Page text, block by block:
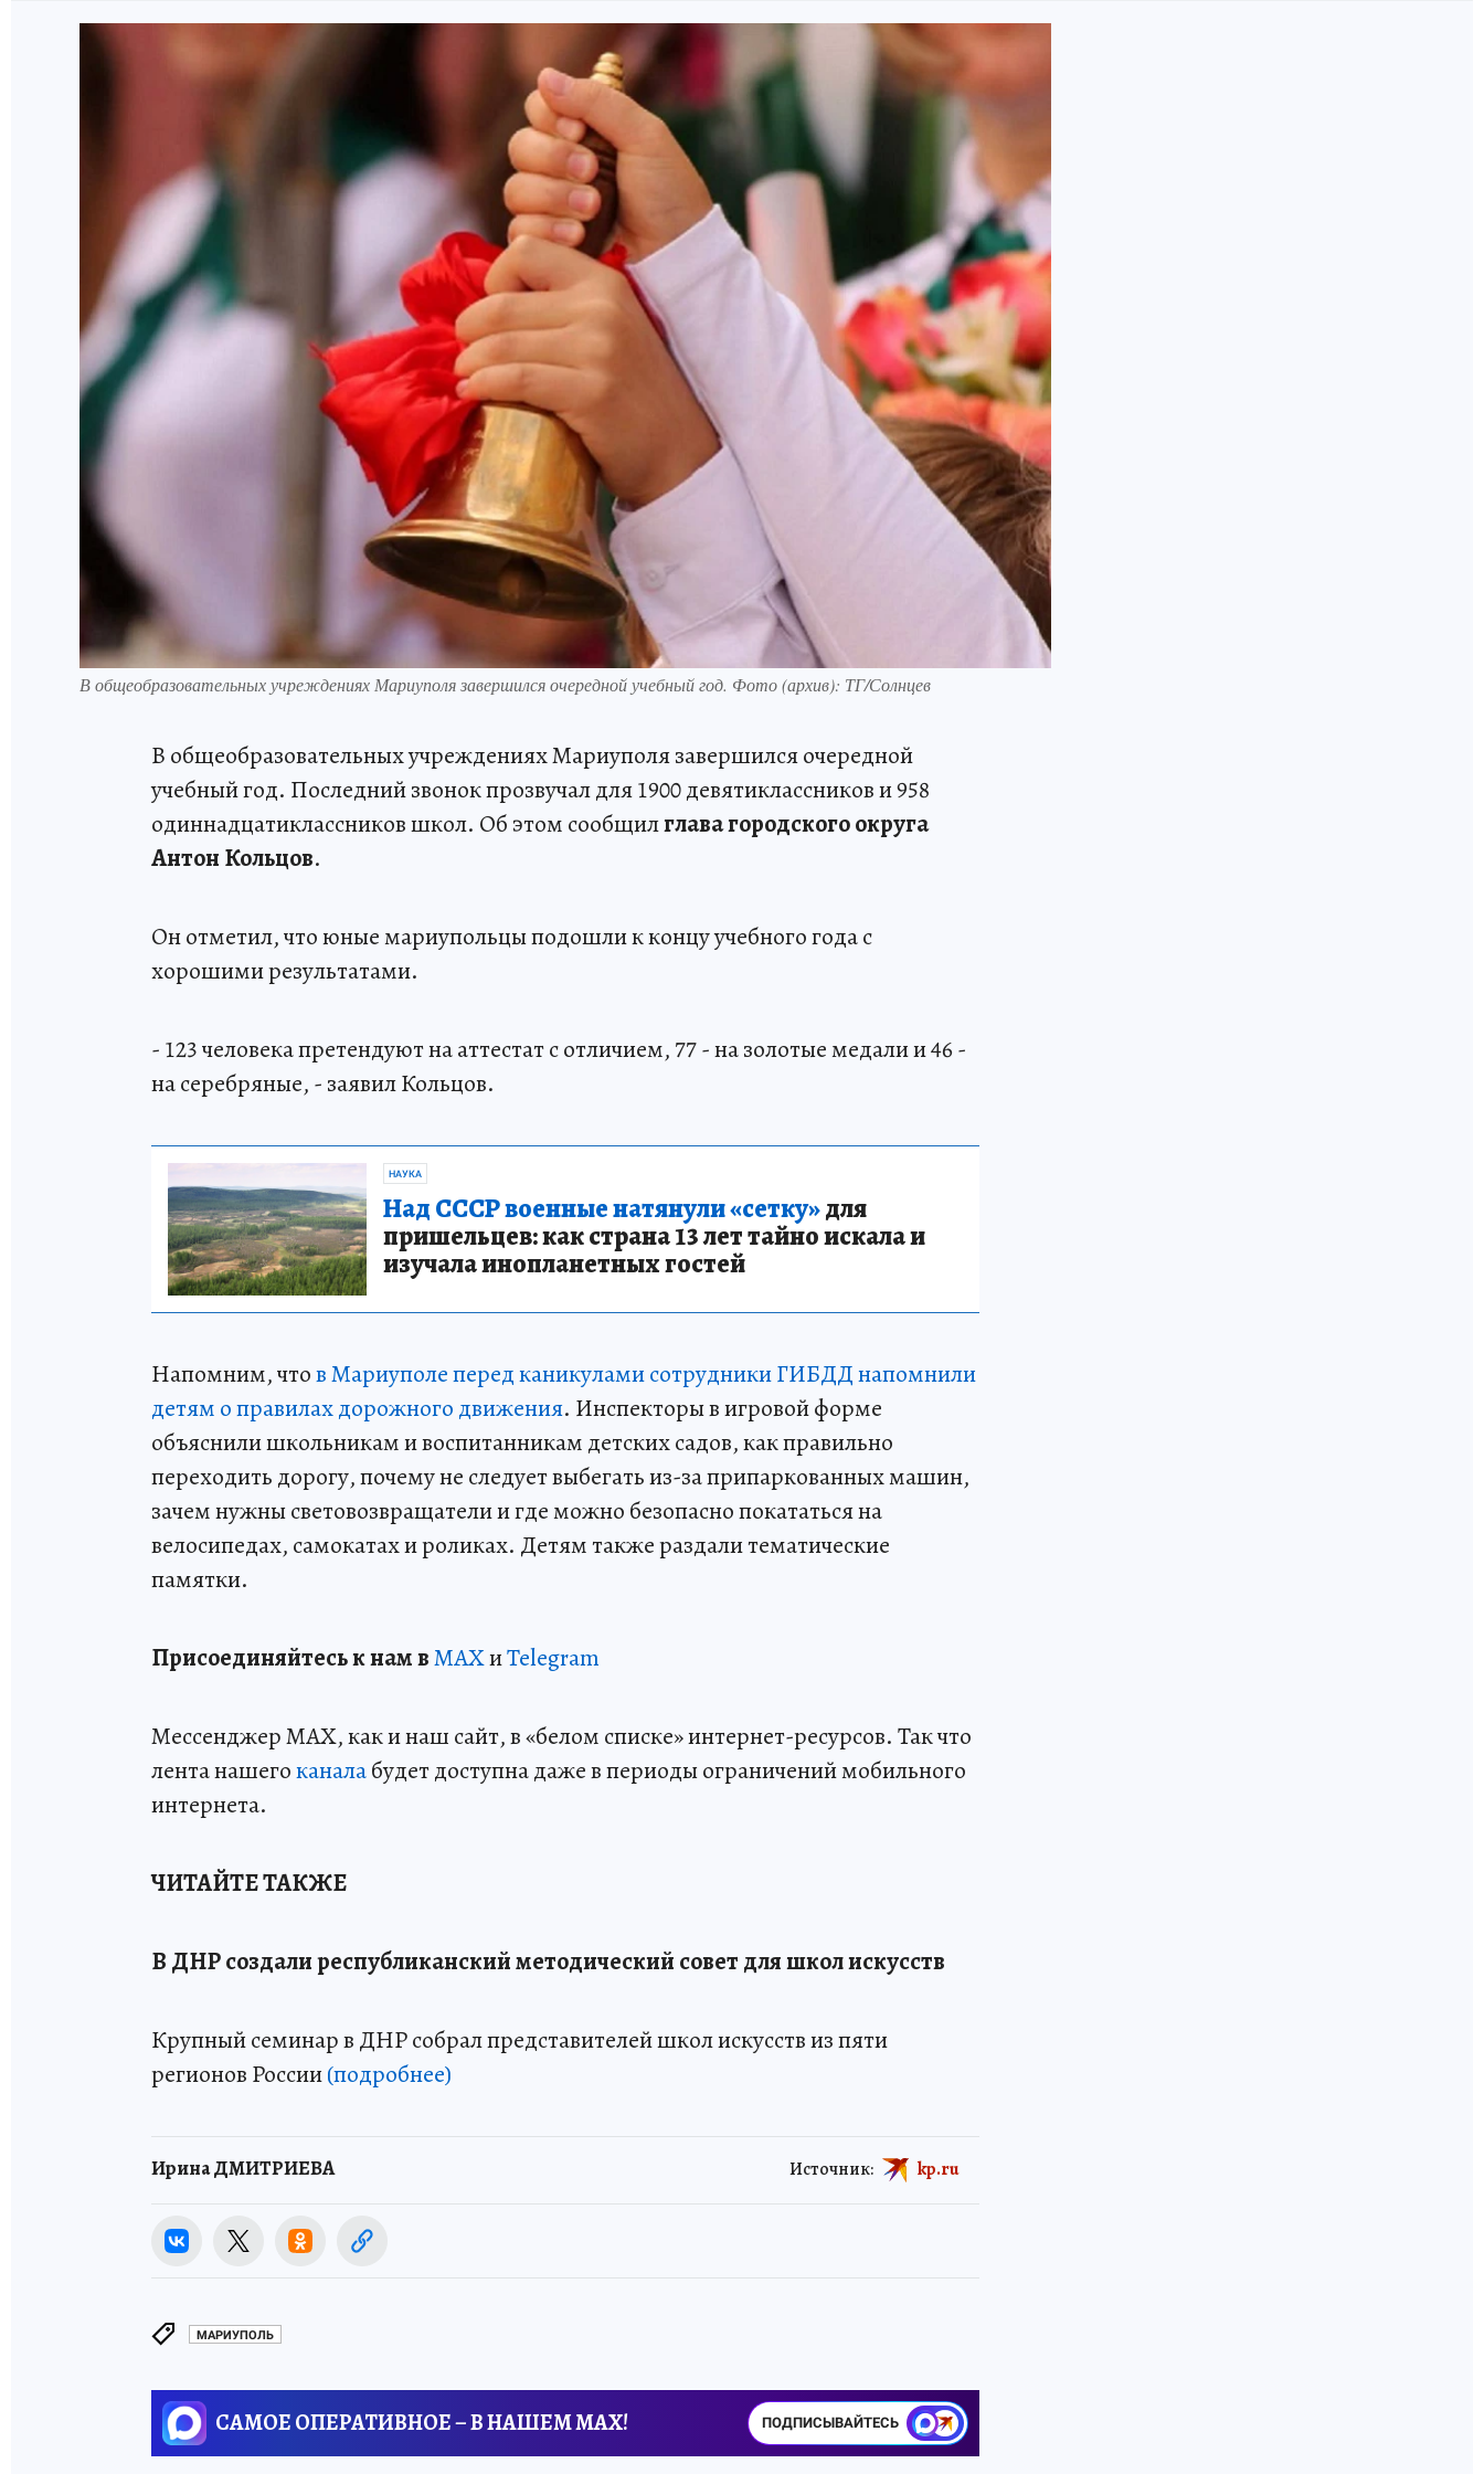
В общеобразовательных учреждениях Мариуполя завершился очередной учебный год. Фото (архив): ТГ/Солнцев
В общеобразовательных учреждениях Мариуполя завершился очередной
учебный год. Последний звонок прозвучал для 1900 девятиклассников и 958
одиннадцатиклассников школ. Об этом сообщилглава городского округа
Антон Кольцов.
Он отметил, что юные мариупольцы подошли к концу учебного года с
хорошими результатами.
- 123 человека претендуют на аттестат с отличием, 77 - на золотые медали и 46 -
на серебряные, - заявил Кольцов.
НАУКА
Над СССР военные натянули «сетку»для
пришельцев: как страна 13 лет тайно искала и
изучала инопланетных гостей
Напомним, чтов Мариуполе перед каникулами сотрудники ГИБДД напомнили
детям о правилах дорожного движения. Инспекторы в игровой форме
объяснили школьникам и воспитанникам детских садов, как правильно
переходить дорогу, почему не следует выбегать из-за припаркованных машин,
зачем нужны световозвращатели и где можно безопасно покататься на
велосипедах, самокатах и роликах. Детям также раздали тематические
памятки.
Присоединяйтесь к нам вMAXиTelegram
Мессенджер MAX, как и наш сайт, в «белом списке» интернет-ресурсов. Так что
лента нашегоканалабудет доступна даже в периоды ограничений мобильного
интернета.
ЧИТАЙТЕ ТАКЖЕ
В ДНР создали республиканский методический совет для школ искусств
Крупный семинар в ДНР собрал представителей школ искусств из пяти
регионов России(подробнее)
Ирина ДМИТРИЕВА Источник: kp.ru
МАРИУПОЛЬ
САМОЕ ОПЕРАТИВНОЕ – В НАШЕМ MAX! ПОДПИСЫВАЙТЕСЬ